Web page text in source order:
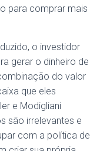
para comprar mais
o investidor
gerar o dinheiro de
do valor
que eles
e Modigliani
são irrelevantes e
com a política de